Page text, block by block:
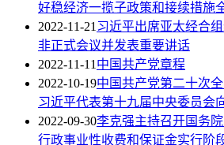
好稳经济一揽子政策和接续措施
2022-11-21习近平出席亚太经合
非正式会议并发表重要讲话
2022-11-11中国共产党章程
2022-10-19中国共产党第二十次
习近平代表第十九届中央委员会
2022-09-30李克强主持召开国务
行政事业性收费和保证金实行阶